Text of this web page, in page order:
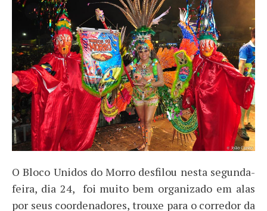
O Bloco Unidos do Morro desfilou nesta segunda-
feira, dia 24, foi muito bem organizado em alas
por seus coordenadores, trouxe para o corredor da